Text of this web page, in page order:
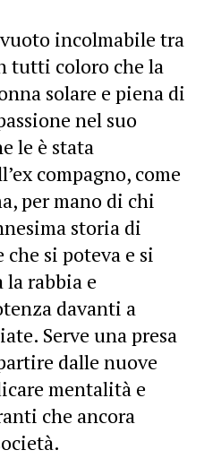
incolmabile tra
tutti coloro che la
solare e piena di
nel suo
le è stata
compagno, come
per mano di chi
storia di
che si poteva e si
la rabbia e
davanti a
Serve una presa
dalle nuove
mentalità e
che ancora